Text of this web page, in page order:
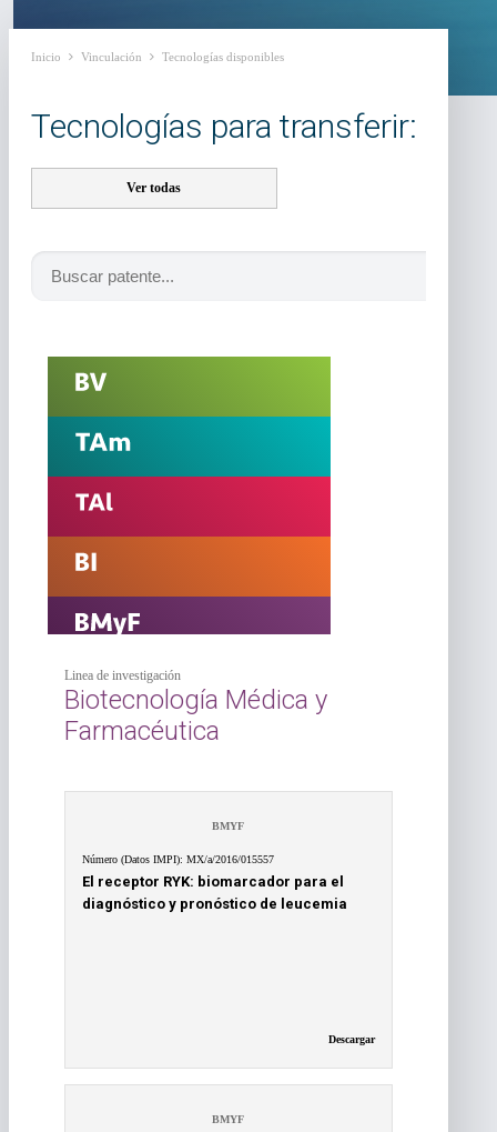
Inicio Vinculación Tecnologías disponibles
Tecnologías para transferir:
Ver todas
Linea de investigación
Biotecnología Médica y
Farmacéutica
BMYF
Número (Datos IMPI): MX/a/2016/015557
El receptor RYK: biomarcador para el
diagnóstico y pronóstico de leucemia
Descargar
BMYF